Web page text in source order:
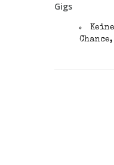
Gigs
Chance,